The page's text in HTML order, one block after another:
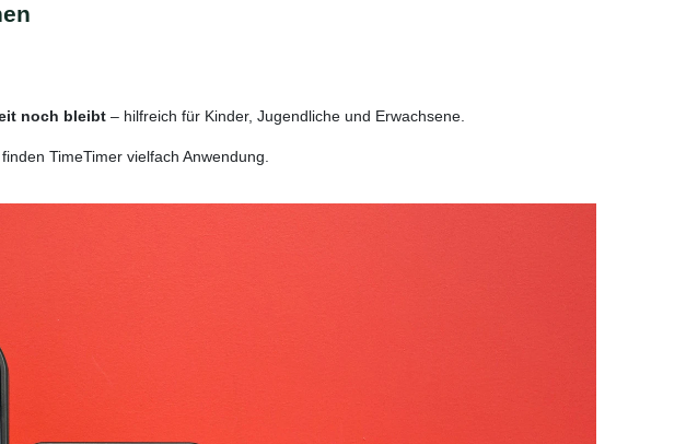
noch bleibt– hilfreich für Kinder, Jugendliche und Erwachsene.
TimeTimer vielfach Anwendung.